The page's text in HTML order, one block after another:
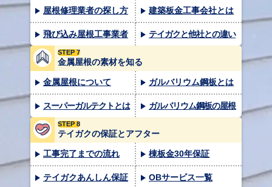
屋根修理業者の探し方 建築板金工事会社とは
飛び込み屋根工事業者 テイガクと他社との違い
STEP 7
金属屋根の素材を知る
金属屋根について ガルバリウム鋼板とは
スーパーガルテクトとは ガルバリウム鋼板の屋根
STEP 8
テイガクの保証とアフター
工事完了までの流れ 棟板金30年保証
テイガクあんしん保証 OBサービス一覧